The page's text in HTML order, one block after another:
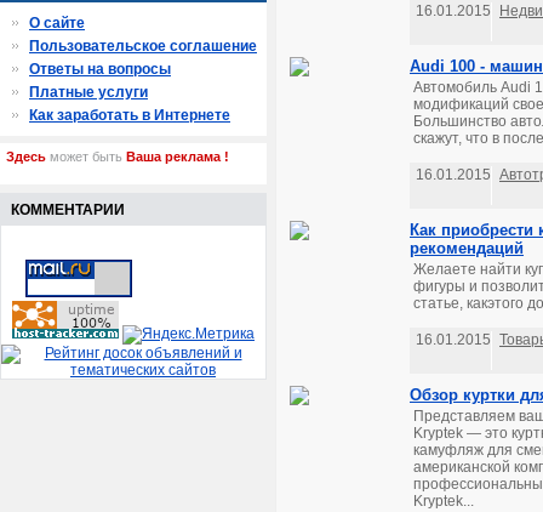
16.01.2015
Audi 100 -
Автомобиль Audi
модификаций
Большинство
скажут, что в
16.01.2015
Как приобрести
рекомендаций
Желаете найти
фигуры и
статье, какэтого
16.01.2015
Обзор куртки
Представляем
Kryptek — это
камуфляж для
американской
Kryptek...
О сайте
Пользовательское соглашение
Ответы на вопросы
Платные услуги
Как заработать в Интернете
Здесь может быть Ваша реклама !
КОММЕНТАРИИ